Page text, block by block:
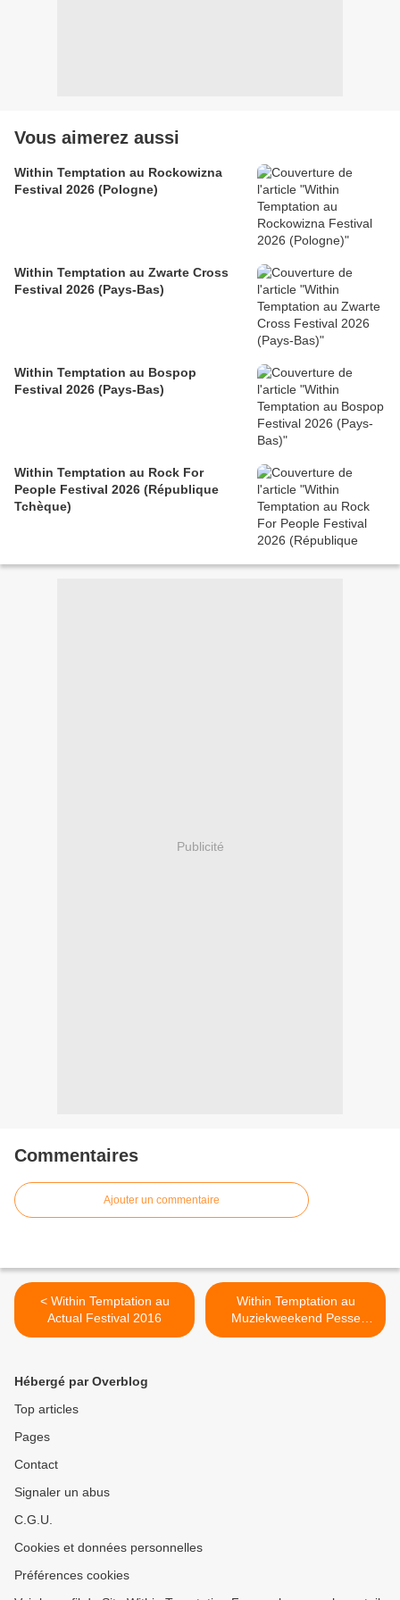
Vous aimerez aussi
Within Temptation au Rockowizna
Festival 2026 (Pologne)
Within Temptation au Zwarte Cross
Festival 2026 (Pays-Bas)
Within Temptation au Bospop
Festival 2026 (Pays-Bas)
Within Temptation au Rock For
People Festival 2026 (République
Tchèque)
Publicité
Commentaires
Ajouter un commentaire
< Within Temptation au
Actual Festival 2016
Within Temptation au
Muziekweekend Pesse
Festival 2016 >
Hébergé par Overblog
Top articles
Pages
Contact
Signaler un abus
C.G.U.
Cookies et données personnelles
Préférences cookies